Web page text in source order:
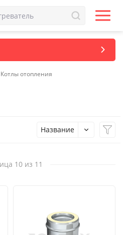
Котлы отопления
Название
10 из 11